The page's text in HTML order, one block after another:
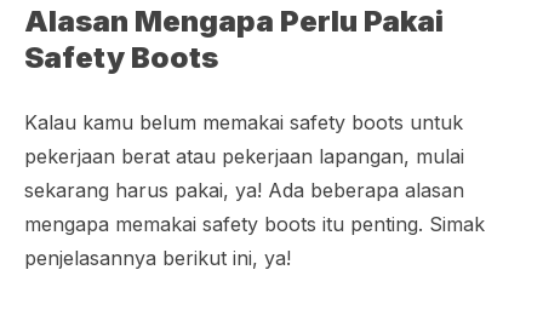
Alasan Mengapa Perlu Pakai
Safety Boots
Kalau kamu belum memakai safety boots untuk
pekerjaan berat atau pekerjaan lapangan, mulai
sekarang harus pakai, ya! Ada beberapa alasan
mengapa memakai safety boots itu penting. Simak
penjelasannya berikut ini, ya!